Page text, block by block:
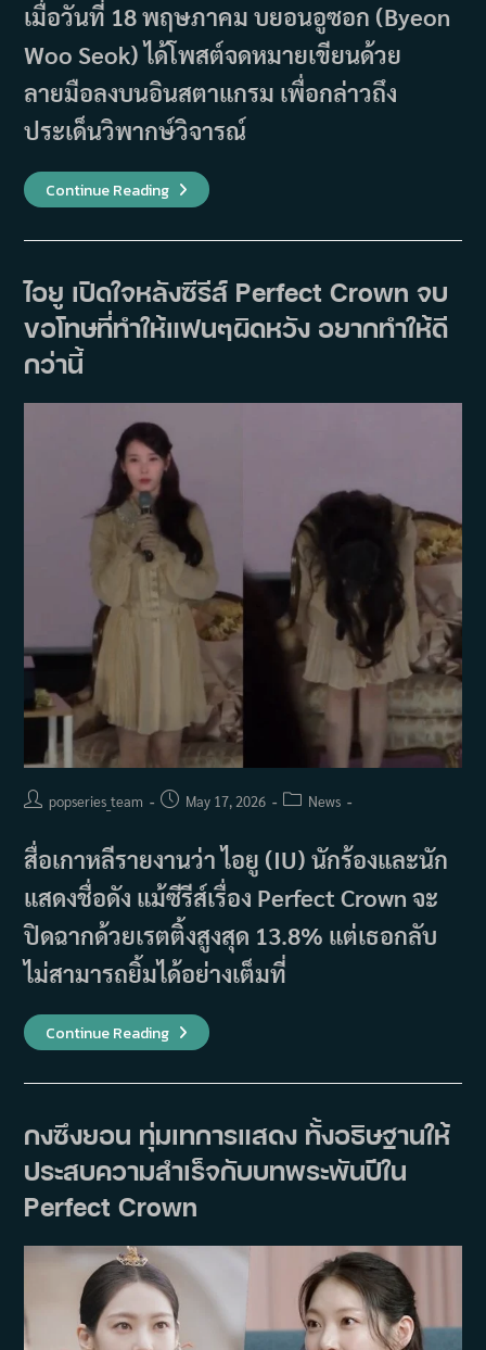
เมื่อวันที่ 18 พฤษภาคม บยอนอูซอก (Byeon
Woo Seok) ได้โพสต์จดหมายเขียนด้วย
ลายมือลงบนอินสตาแกรม เพื่อกล่าวถึง
ประเด็นวิพากษ์วิจารณ์
Continue Readingบ
ยอน
ซอก
ขอโทษ
ร่วม
ไอยู
ท่ามกลาง
ของ
รีส์
Perfect
Crown
ไอยู เปิดใจหลังซีรีส์ Perfect Crown จบ
ขอโทษที่ทำให้แฟนๆผิดหวัง อยากทำให้ดี
กว่านี้
Postpopseries_team
PostMay 17, 2026
PostNews
สื่อเกาหลีรายงานว่า ไอยู (IU) นักร้องและนัก
แสดงชื่อดัง แม้ซีรีส์เรื่อง Perfect Crown จะ
ปิดฉากด้วยเรตติ้งสูงสุด 13.8% แต่เธอกลับ
ไม่สามารถยิ้มได้อย่างเต็มที่
Continue Readingไอยู
เปิด
หลัง
Crown
ขอโทษ
ที่
ทำ
ให้
ผิด
หวัง
อยาก
ทำให้
ดี
กว่า
นี้
กงซึงยอน ทุ่มเทการแสดง ทั้งอธิษฐานให้
ประสบความสำเร็จกับบทพระพันปีใน
Perfect Crown